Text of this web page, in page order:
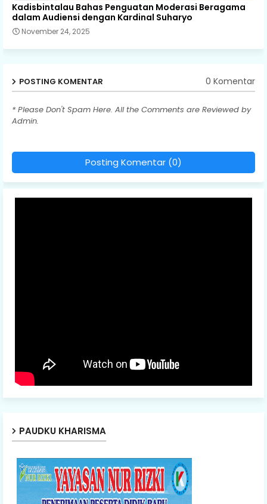
Kadisbintalau Bahas Penguatan Moderasi Beragama
dalam Audiensi dengan Kardinal Suharyo
November 24, 2025
POSTING KOMENTAR 0 Komentar
* Please Don't Spam Here. All the Comments are Reviewed by
Admin.
Posting Komentar (0)
PAUDKU KHARISMA